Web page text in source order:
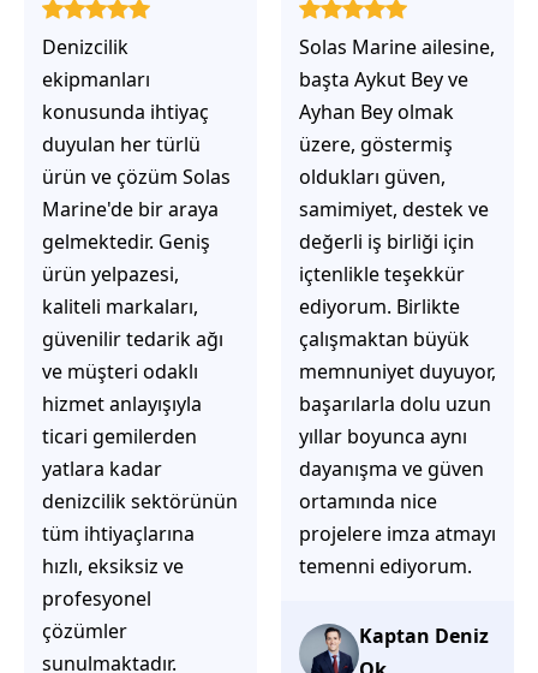
Solas Marine ailesine,
başta Aykut Bey ve
Ayhan Bey olmak
üzere, göstermiş
oldukları güven,
samimiyet, destek ve
değerli iş birliği için
içtenlikle teşekkür
ediyorum. Birlikte
çalışmaktan büyük
memnuniyet duyuyor,
başarılarla dolu uzun
yıllar boyunca aynı
dayanışma ve güven
ortamında nice
projelere imza atmayı
temenni ediyorum.
Kaptan Deniz
Solas Marine ile
çalıştığınızda,
işlerinin gerçekten
çözüm üretmeye
odaklı olduğunu
hemen fark
ediyorsunuz.
İhtiyaçlarınıza hızlı ve
doğru çözümler
sunmaya çalışıyorlar.
Müşteri
memnuniyetini ön
planda tutan
yaklaşımları, ilgili
iletişimleri ve
güvenilir hizmet
anlayışları sayesinde
başarılı bir ekip
olduklarını